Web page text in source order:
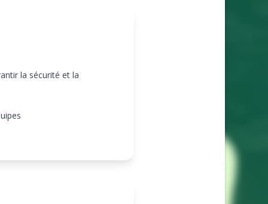
la sécurité et la